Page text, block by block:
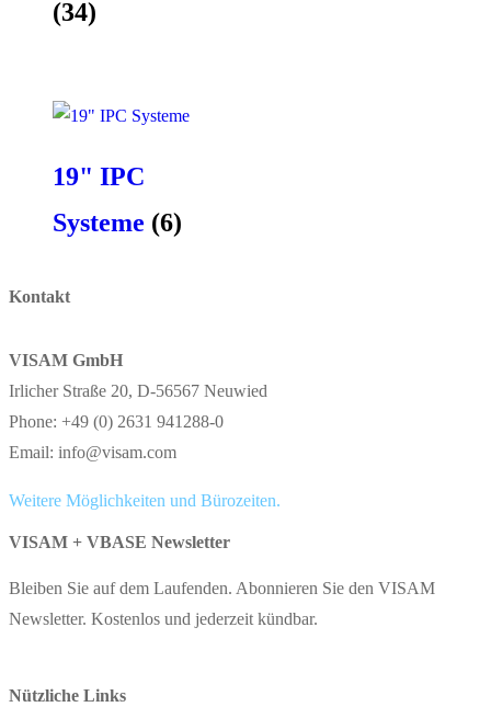
(34)
19" IPC
Systeme (6)
Kontakt
VISAM GmbH
Irlicher Straße 20, D-56567 Neuwied
Phone: +49 (0) 2631 941288-0
Email: info@visam.com
Weitere Möglichkeiten und Bürozeiten.
VISAM + VBASE Newsletter
Bleiben Sie auf dem Laufenden. Abonnieren Sie den VISAM
Newsletter. Kostenlos und jederzeit kündbar.
Nützliche Links